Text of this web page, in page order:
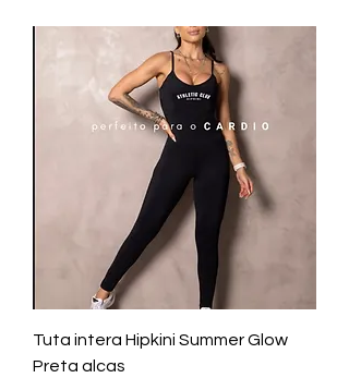
Tuta intera Hipkini Summer Glow
Preta alcas